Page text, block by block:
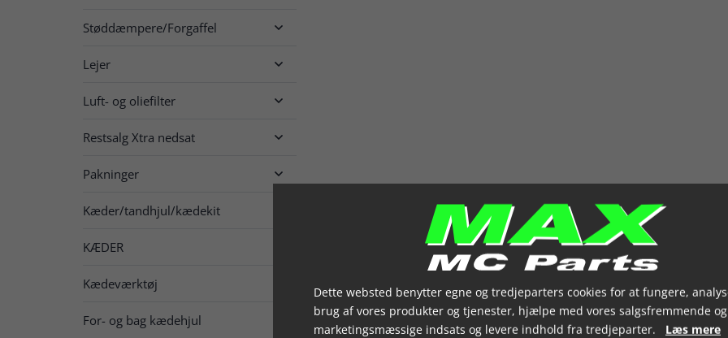
Støddæmpere/Forgaffel 
Lejer 
Luft- og oliefilter 
Restsalg Xtra nedsat 
Pakninger 
Kæder/tandhjul/kædekit
KÆDER
Kædeværktøj
For- og bag kædehjul
Dette websted benytter egne og tredjeparters cookies for at fungere,
brug af vores produkter og tjenester, hjælpe med vores salgsfremmende og
marketingsmæssige indsats og levere indhold fra tredjeparter. Læs mere